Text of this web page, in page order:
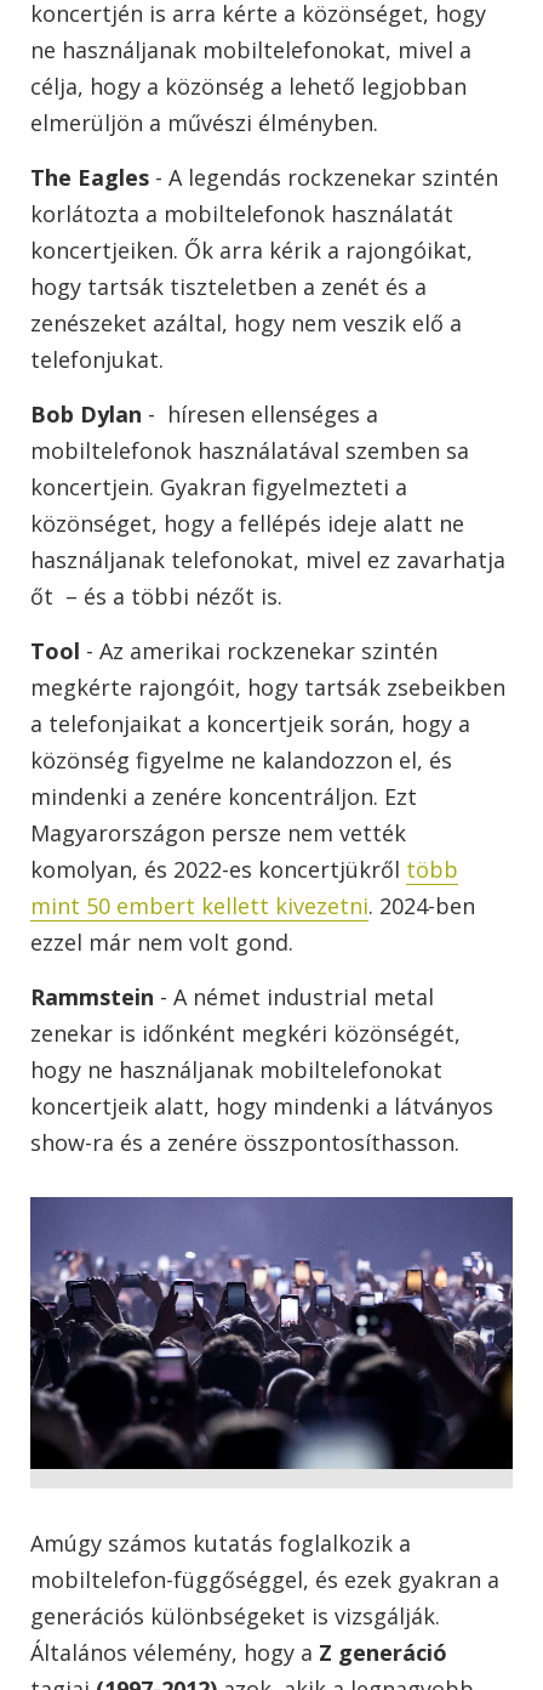
koncertjén is arra kérte a közönséget, hogy
ne használjanak mobiltelefonokat, mivel a
célja, hogy a közönség a lehető legjobban
elmerüljön a művészi élményben.
The Eagles - A legendás rockzenekar szintén
korlátozta a mobiltelefonok használatát
koncertjeiken. Ők arra kérik a rajongóikat,
hogy tartsák tiszteletben a zenét és a
zenészeket azáltal, hogy nem veszik elő a
telefonjukat.
Bob Dylan - híresen ellenséges a
mobiltelefonok használatával szemben sa
koncertjein. Gyakran figyelmezteti a
közönséget, hogy a fellépés ideje alatt ne
használjanak telefonokat, mivel ez zavarhatja
őt – és a többi nézőt is.
Tool - Az amerikai rockzenekar szintén
megkérte rajongóit, hogy tartsák zsebeikben
a telefonjaikat a koncertjeik során, hogy a
közönség figyelme ne kalandozzon el, és
mindenki a zenére koncentráljon. Ezt
Magyarországon persze nem vették
komolyan, és 2022-es koncertjükről több
mint 50 embert kellett kivezetni. 2024-ben
ezzel már nem volt gond.
Rammstein - A német industrial metal
zenekar is időnként megkéri közönségét,
hogy ne használjanak mobiltelefonokat
koncertjeik alatt, hogy mindenki a látványos
show-ra és a zenére összpontosíthasson.
Amúgy számos kutatás foglalkozik a
mobiltelefon-függőséggel, és ezek gyakran a
generációs különbségeket is vizsgálják.
Általános vélemény, hogy a Z generáció